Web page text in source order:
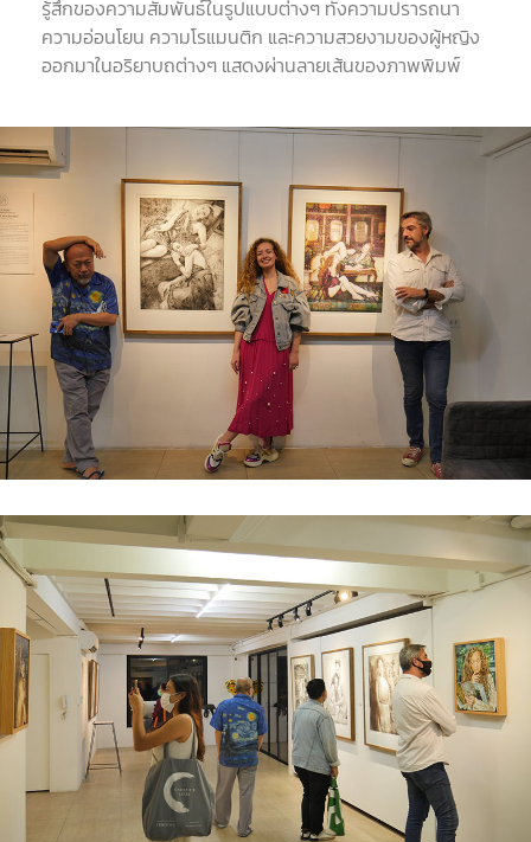
รู้สึกของความสัมพันธ์ในรูปแบบต่างๆ ทั้งความปรารถนา
ความอ่อนโยน ความโรแมนติก และความสวยงามของผู้หญิง
ออกมาในอริยาบถต่างๆ แสดงผ่านลายเส้นของภาพพิมพ์